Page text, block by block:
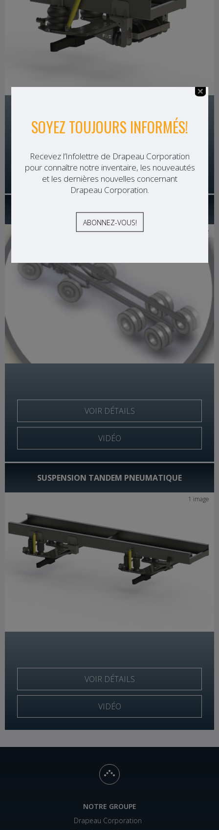
VIDÉO
SUSPENSION TANDEM AVANT À RESSORTS
1 image
VOIR DÉTAILS
VIDÉO
SUSPENSION TANDEM PNEUMATIQUE
1 image
VOIR DÉTAILS
VIDÉO
NOTRE GROUPE
Drapeau Corporation